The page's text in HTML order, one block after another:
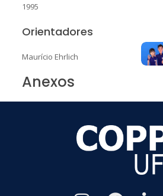
1995
Orientadores
Maurício Ehrlich
Anexos